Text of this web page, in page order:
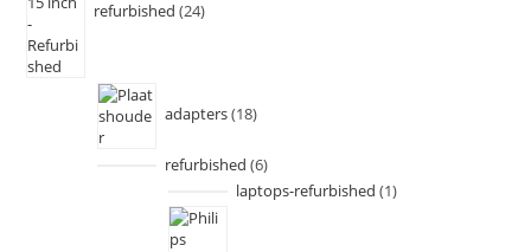
refurbished 24
adapters 18
refurbished 6
laptops-refurbished 1